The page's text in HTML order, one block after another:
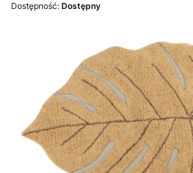
Dostępność: Dostępny